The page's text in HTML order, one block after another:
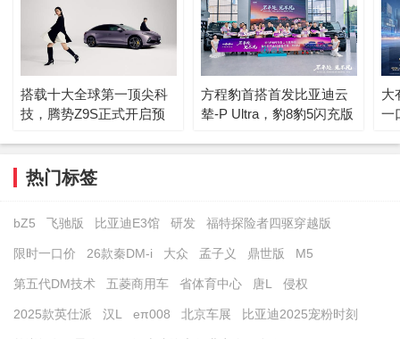
搭载十大全球第一顶尖科
技，腾势Z9S正式开启预
方程豹首搭首发比亚迪云
辇-P Ultra，豹8豹5闪充版
大
一
热门标签
bZ5 飞驰版 比亚迪E3馆 研发 福特探险者四驱穿越版
限时一口价 26款秦DM-i 大众 孟子义 鼎世版 M5
第五代DM技术 五菱商用车 省体育中心 唐L 侵权
2025款英仕派 汉L eπ008 北京车展 比亚迪2025宠粉时刻